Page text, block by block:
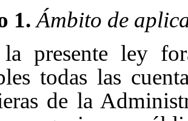
1. Ámbito de
presente ley
todas las
de la